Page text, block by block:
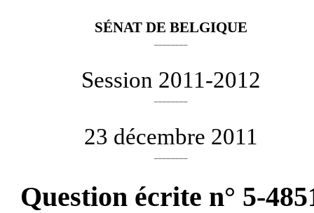
SÉNAT DE BELGIQUE
Session 2011-2012
23 décembre 2011
Question écrite n° 5-